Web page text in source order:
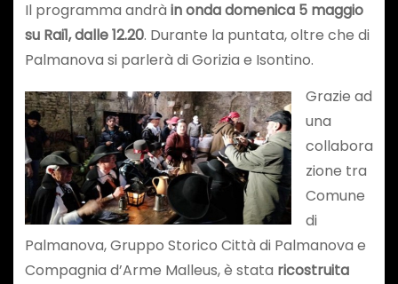
Il programma andrà in onda domenica 5 maggio
su Rai1, dalle 12.20. Durante la puntata, oltre che di
Palmanova si parlerà di Gorizia e Isontino.
Grazie ad
una
collabora
zione tra
Comune
di
Palmanova, Gruppo Storico Città di Palmanova e
Compagnia d’Arme Malleus, è stata ricostruita